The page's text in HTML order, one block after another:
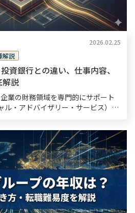
2026.02.25
解説
資銀行との違い、仕事内容、
解説
業の財務領域を専門的にサポート
ル・アドバイザリー・サービス）へ